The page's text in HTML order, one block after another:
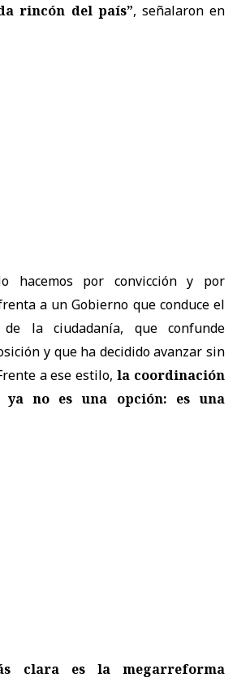
rincón del país”, señalaron en
hacemos por convicción y por
a un Gobierno que conduce el
la ciudadanía, que confunde
y que ha decidido avanzar sin
a ese estilo,la coordinación
ya no es una opción: es una
clara es la megarreforma